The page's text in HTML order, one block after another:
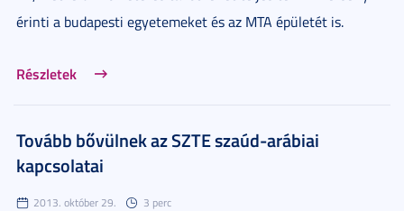
érinti a budapesti egyetemeket és az MTA épületét is.
Részletek
Tovább bővülnek az SZTE szaúd-arábiai
kapcsolatai
2013. október 29. 3 perc